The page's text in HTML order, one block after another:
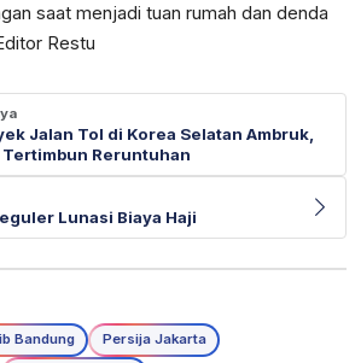
saat menjadi tuan rumah dan denda
Restu
Jalan Tol di Korea Selatan Ambruk,
Tertimbun Reruntuhan
Lunasi Biaya Haji
Bandung
Persija Jakarta